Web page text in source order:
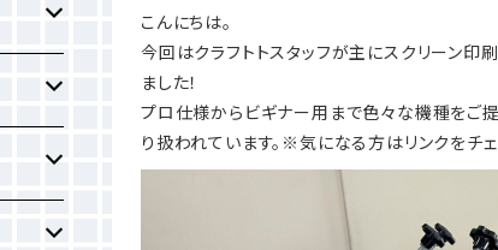
こんにちは。
今回はクラフトトスタッフが主にスクリーン印
ました！
プロ仕様からビギナー用まで色々な機種をご
り扱われています。※気になる方はリンクをチェ